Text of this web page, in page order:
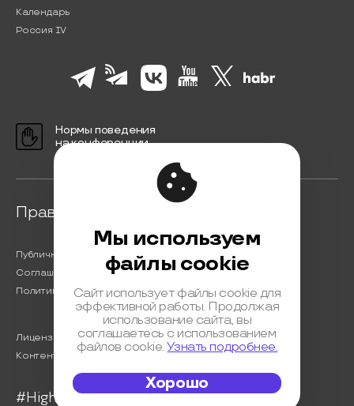
Календарь
Россия IV
Нормы поведения
на конференции
Правовая информация
Публичная оферта
Соглашение на обработку персональных данных
Политика обработки персональных данных
Лицензионный договор с Автором
Контентная политика конференции
#HighLoad2023
Мы используем
файлы cookie
Сайт использует файлы cookie для
эффективной работы. Продолжая
использование сайта, вы
соглашаетесь с использованием
файлов cookie.Узнать подробнее.
Хорошо